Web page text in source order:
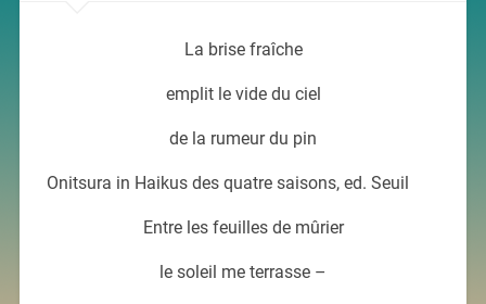
La brise fraîche
emplit le vide du ciel
de la rumeur du pin
Onitsura in Haikus des quatre saisons, ed. Seuil
Entre les feuilles de mûrier
le soleil me terrasse –